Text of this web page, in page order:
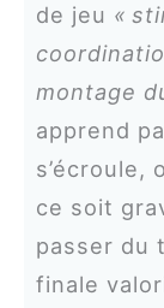
de jeu «
montage
apprend
s’écroule,
ce soit
passer du
finale